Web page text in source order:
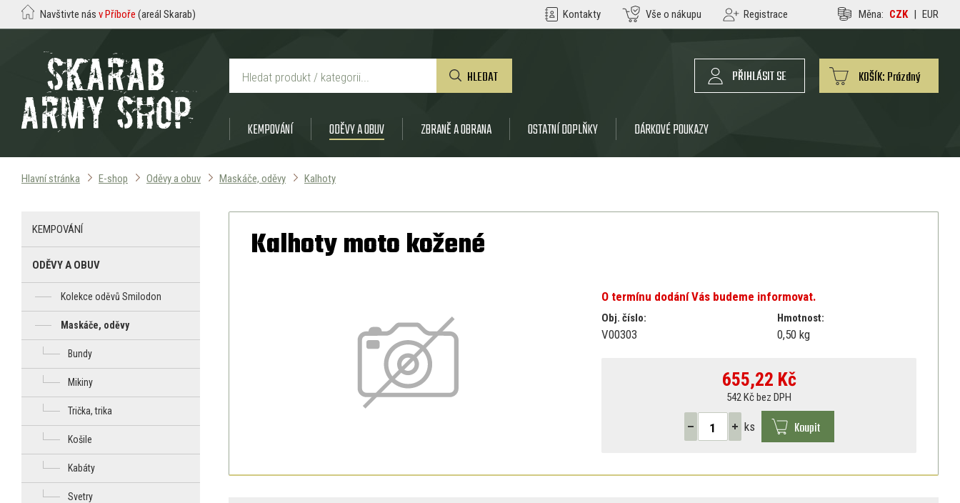
Navštivte nás v Příboře (areál Skarab) Kontakty Vše o nákupu Registrace Měna: CZK | EUR
HLEDAT KOŠÍK:Prázdný
PŘIHLÁSIT SE
KEMPOVÁNÍ ODĚVY A OBUV ZBRANĚ A OBRANA OSTATNÍ DOPLŇKY DÁRKOVÉ POUKAZY
Hlavní stránka E-shop Oděvy a obuv Maskáče, oděvy Kalhoty
Kalhoty moto kožené
O termínu dodání Vás budeme informovat.
Obj. číslo:
V00303
Hmotnost:
0,50 kg
655,22 Kč
542 Kč bez DPH
ks Koupit
KEMPOVÁNÍ
ODĚVY A OBUV
Kolekce oděvů Smilodon
Maskáče, oděvy
Bundy
Mikiny
Trička, trika
Košile
Kabáty
Svetry